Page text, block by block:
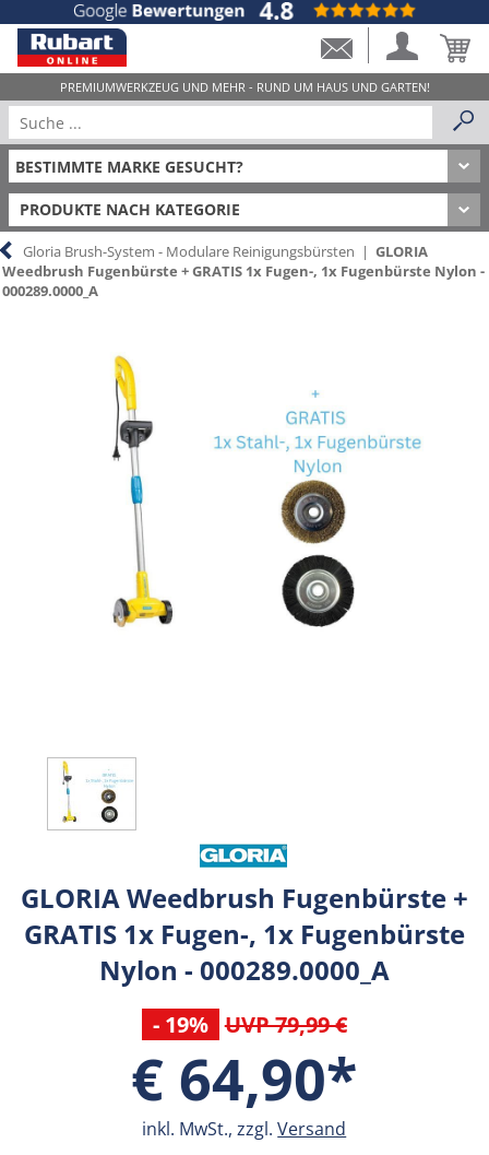
PRODUKTE NACH KATEGORIE
Gloria Brush-System - Modulare Reinigungsbürsten |GLORIA
Weedbrush Fugenbürste + GRATIS 1x Fugen-, 1x Fugenbürste Nylon -
000289.0000_A
GLORIA Weedbrush Fugenbürste +
GRATIS 1x Fugen-, 1x Fugenbürste
Nylon - 000289.0000_A
- 19% UVP 79,99 €
€ 64,90*
inkl. MwSt., zzgl.Versand